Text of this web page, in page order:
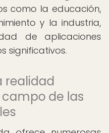
como la educación,
y la industria,
de aplicaciones
significativos.
realidad
de las